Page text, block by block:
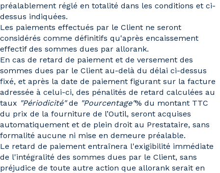
préalablement réglé en totalité dans les conditions et ci-
dessus indiquées.
Les paiements effectués par le Client ne seront
considérés comme définitifs qu'après encaissement
effectif des sommes dues par allorank.
En cas de retard de paiement et de versement des
sommes dues par le Client au-delà du délai ci-dessus
fixé, et après la date de paiement figurant sur la facture
adressée à celui-ci, des pénalités de retard calculées au
taux "Périodicité"de "Pourcentage"% du montant TTC
du prix de la fourniture de l’Outil, seront acquises
automatiquement et de plein droit au Prestataire, sans
formalité aucune ni mise en demeure préalable.
Le retard de paiement entraînera l'exigibilité immédiate
de l'intégralité des sommes dues par le Client, sans
préjudice de toute autre action que allorank serait en